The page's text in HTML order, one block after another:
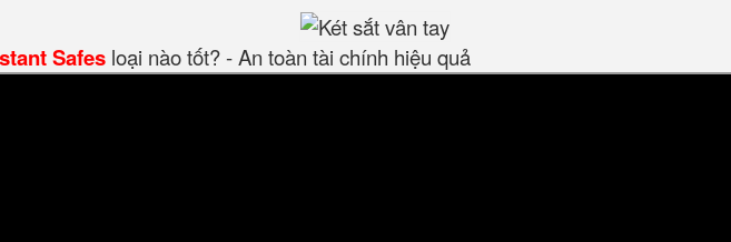
Safes loại nào tốt? - An toàn tài chính hiệu quả